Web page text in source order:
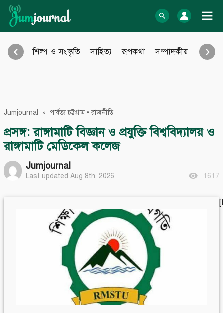
Skip
content
log In
Audio Archive
Learn more
About Us
How to
Support
Contribute
Engage with us
Invite Jumjournal Team
Be a representative
Be a partner
Be a volunteer
শিল্প ও সংস্কৃতি সাহিত্য রূপকথা সম্পাদকীয় আইন
‹ ›
Jumjournal » পার্বত্য চট্টগ্রাম•রাজনীতি
প্রসঙ্গ: রাঙ্গামাটি বিজ্ঞান ও প্রযুক্তি বিশ্ববিদ্যালয় ও
রাঙ্গামাটি মেডিকেল কলেজ
Jumjournal
Last updated Aug 8th, 2026 1617